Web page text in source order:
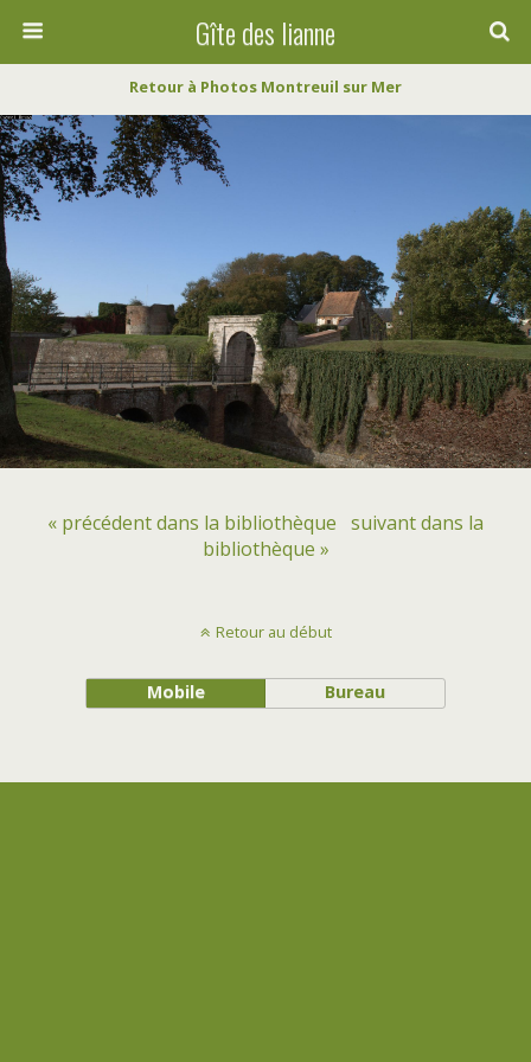
Gîte des lianne
Retour à Photos Montreuil sur Mer
« précédent dans la bibliothèque suivant dans la
bibliothèque »
Retour au début
Mobile Bureau